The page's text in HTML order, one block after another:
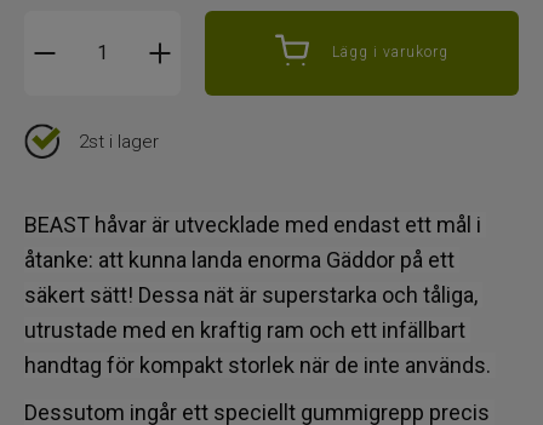
Lägg i varukorg
2st i lager
BEAST håvar är utvecklade med endast ett mål i
åtanke: att kunna landa enorma Gäddor på ett
säkert sätt! Dessa nät är superstarka och tåliga,
utrustade med en kraftig ram och ett infällbart
handtag för kompakt storlek när de inte används.
Dessutom ingår ett speciellt gummigrepp precis